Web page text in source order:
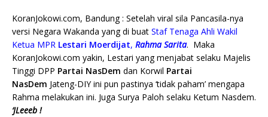
o
k
p k e
KoranJokowi.com, Bandung : Setelah viral sila Pancasila-nya
versi Negara Wakanda yang di buat Staf Tenaga Ahli Wakil
Ketua MPR Lestari Moerdijat, Rahma Sarita. Maka
KoranJokowi.com yakin, Lestari yang menjabat selaku Majelis
Tinggi DPP Partai NasDem dan Korwil Partai
NasDem Jateng-DIY ini pun pastinya ‘tidak paham’ mengapa
Rahma melakukan ini. Juga Surya Paloh selaku Ketum Nasdem.
‘JLeeeb !